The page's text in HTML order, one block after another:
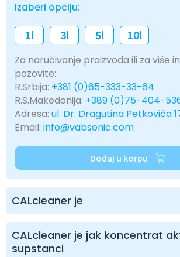
Izaberi opciju:
1l 3l 5l 10l
Za naručivanje proizvoda ili za više
pozovite:
R.Srbija: +381 (0)65-333-33-64
R.S.Makedonija: +389 (0)75-404-
Adresa: ul. Dr. Dragutina Petkovića
Email: info@vabsonic.com
Dodaj u korpu
CALcleaner je
CALcleaner je jak koncentrat
supstanci